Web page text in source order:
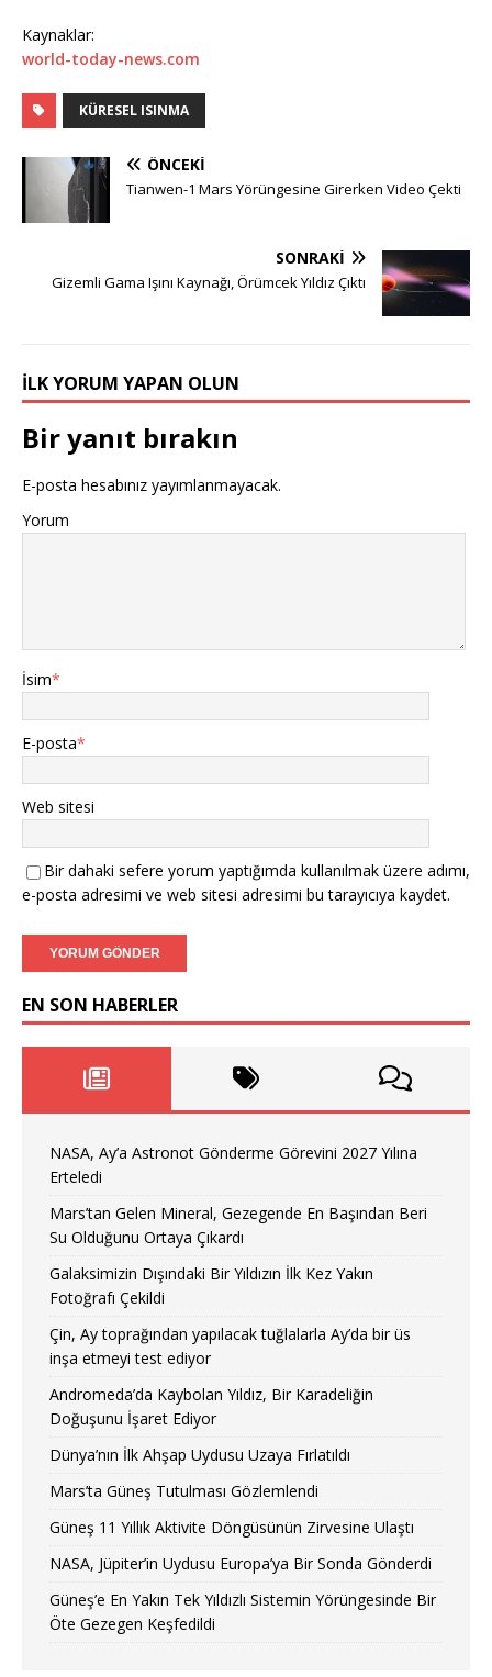
Kaynaklar:
world-today-news.com
KÜRESEL ISINMA
ÖNCEKI
Tianwen-1 Mars Yörüngesine Girerken Video Çekti
SONRAKI
Gizemli Gama Işını Kaynağı, Örümcek Yıldız Çıktı
İLK YORUM YAPAN OLUN
Bir yanıt bırakın
E-posta hesabınız yayımlanmayacak.
Yorum
İsim*
E-posta*
Web sitesi
Bir dahaki sefere yorum yaptığımda kullanılmak üzere adımı,
e-posta adresimi ve web sitesi adresimi bu tarayıcıya kaydet.
EN SON HABERLER
NASA, Ay’a Astronot Gönderme Görevini 2027 Yılına
Erteledi
Mars’tan Gelen Mineral, Gezegende En Başından Beri
Su Olduğunu Ortaya Çıkardı
Galaksimizin Dışındaki Bir Yıldızın İlk Kez Yakın
Fotoğrafı Çekildi
Çin, Ay toprağından yapılacak tuğlalarla Ay’da bir üs
inşa etmeyi test ediyor
Andromeda’da Kaybolan Yıldız, Bir Karadeliğin
Doğuşunu İşaret Ediyor
Dünya’nın İlk Ahşap Uydusu Uzaya Fırlatıldı
Mars’ta Güneş Tutulması Gözlemlendi
Güneş 11 Yıllık Aktivite Döngüsünün Zirvesine Ulaştı
NASA, Jüpiter’in Uydusu Europa’ya Bir Sonda Gönderdi
Güneş’e En Yakın Tek Yıldızlı Sistemin Yörüngesinde Bir
Öte Gezegen Keşfedildi